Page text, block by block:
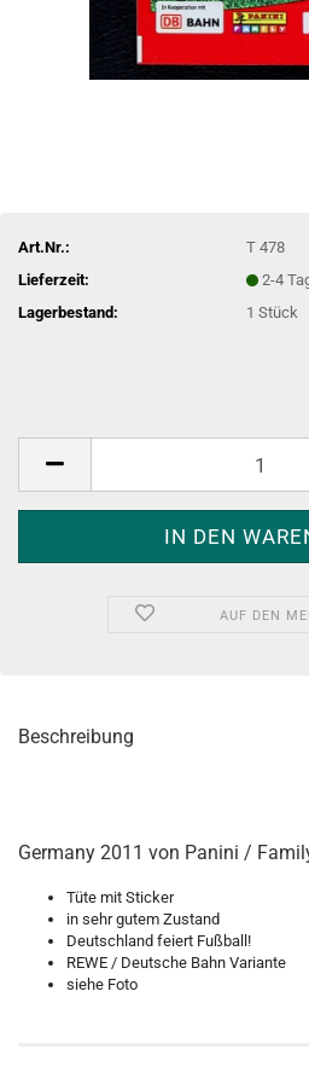
Art.Nr.:
T 478
Lieferzeit:
2-4
Lagerbestand:
1Stück
AUF DEN
Beschreibung
Germany 2011 von Panini /
Tüte mit Sticker
in sehr gutem Zustand
Deutschland feiert Fußball!
REWE / Deutsche Bahn Variante
siehe Foto